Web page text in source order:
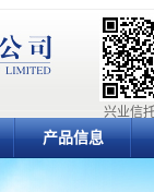
兴业信
产品信息